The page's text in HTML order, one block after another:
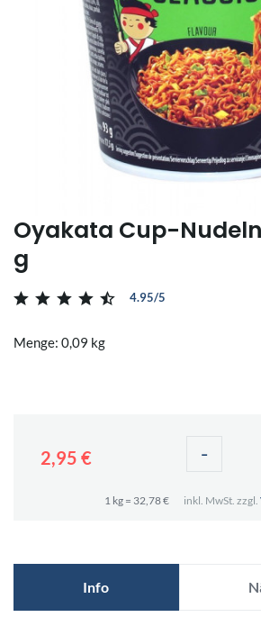
Oyakata Cup-
g
4.95/5
Menge: 0,09 kg
2,95 € -
1 kg = 32,78 € inkl. MwSt. zzgl.
Info